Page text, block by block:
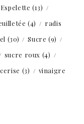
(13)
(4)
radis
(30) Sucre (9)
sucre roux (4)
(3)
vinaigre